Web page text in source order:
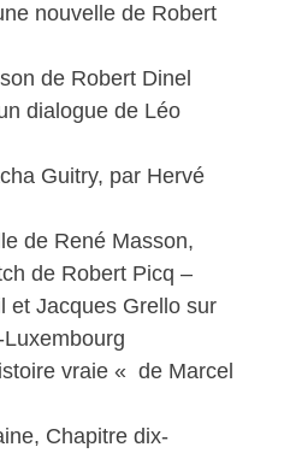
nouvelle de Robert
de Robert Dinel
dialogue de Léo
Guitry, par Hervé
de René Masson,
de Robert Picq –
et Jacques Grello sur
vraie « de Marcel
Chapitre dix-